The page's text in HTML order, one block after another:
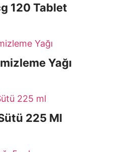
120 Tablet
Yağı
225 Ml